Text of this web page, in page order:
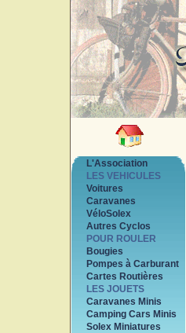
L'Association
LES VEHICULES
Voitures
Caravanes
VéloSolex
Autres Cyclos
POUR ROULER
Bougies
Pompes à Carburant
Cartes Routières
LES JOUETS
Caravanes Minis
Camping Cars Minis
Solex Miniatures